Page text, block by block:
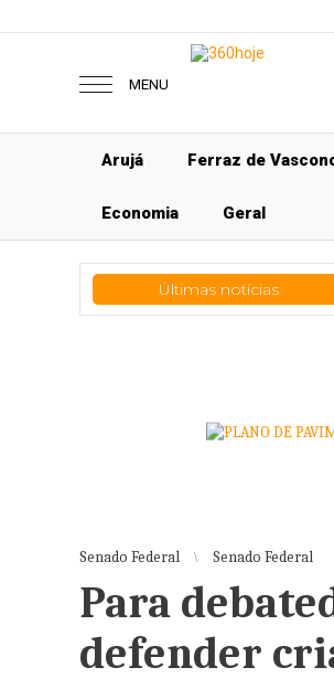
MENU
Arujá Ferraz de
Economia Geral
Últimas notícias
Senado Federal Senado Federal
Para
defender